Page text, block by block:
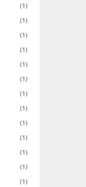
(1)
(1)
(1)
(1)
(1)
(1)
(1)
(1)
(1)
(1)
(1)
(1)
(1)